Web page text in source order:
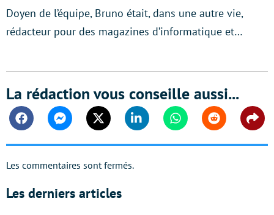
Doyen de l’équipe, Bruno était, dans une autre vie,
rédacteur pour des magazines d’informatique et…
La rédaction vous conseille aussi...
FacebookMessengerTwitter Linkedin WhatsappReddit
Les commentaires sont fermés.
Les derniers articles